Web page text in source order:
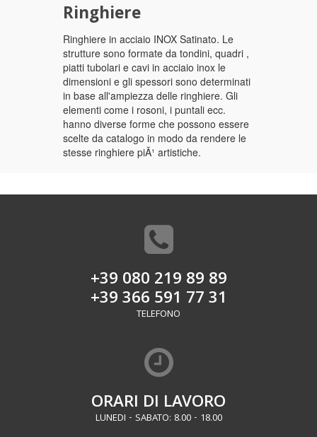
Ringhiere
Ringhiere in acciaio INOX Satinato. Le
strutture sono formate da tondini, quadri ,
piatti tubolari e cavi in acciaio inox le
dimensioni e gli spessori sono determinati
in base all'ampiezza delle ringhiere. Gli
elementi come i rosoni, i puntali ecc.
hanno diverse forme che possono essere
scelte da catalogo in modo da rendere le
stesse ringhiere piÃ¹ artistiche.
+39 080 219 89 89
+39 366 591 77 31
TELEFONO
ORARI DI LAVORO
LUNEDI - SABATO: 8.00 - 18.00